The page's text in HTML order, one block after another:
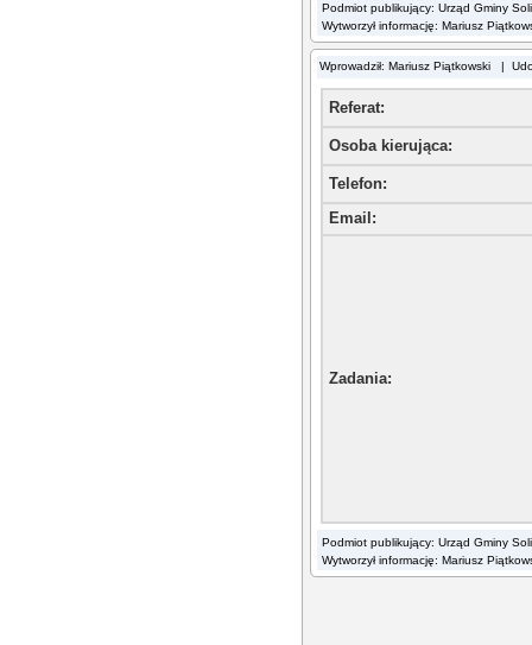
Podmiot publikujący: Urząd Gminy
Wytworzył informację: Mariusz
Wprowadził: Mariusz Piątkowski |
Referat:
Osoba kierująca:
Telefon:
Email :
Zadania:
Podmiot publikujący: Urząd Gminy
Wytworzył informację: Mariusz